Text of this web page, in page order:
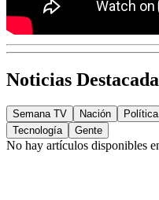
Noticias
Semana TV Nación Política
Tecnología
Gente
No hay artículos disponibles